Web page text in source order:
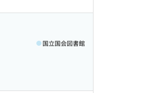
国立国会図書館